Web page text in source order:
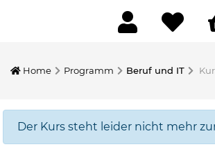
Home Programm Beruf und IT
Der Kurs steht leider nicht mehr